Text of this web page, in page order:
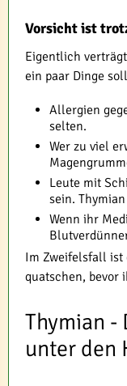
Vorsicht ist
Eigentlich
ein paar Dinge
Allergien
selten.
Wer zu viel
Leute mit
sein.
Wenn ihr
Im Zweifelsfall ist
quatschen, bevor
Thymian -
unter den